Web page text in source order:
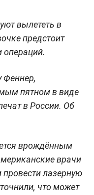
вылететь в
предстоит
операций.
Феннер,
пятном в виде
в России. Об
врождённым
врачи
лазерную
что может